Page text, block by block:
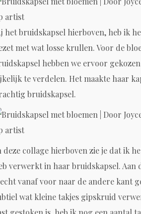
het bruidskapsel hierboven, heb ik
met wat losse krullen. Voor de
hebben we ervoor
te verdelen. Het maakte haar
bruidskapsel.
deze collage hierboven zie je dat ik
verwerkt in haar bruidskapsel. Aan
vanaf voor naar de andere kant
wat kleine takjes gipskruid